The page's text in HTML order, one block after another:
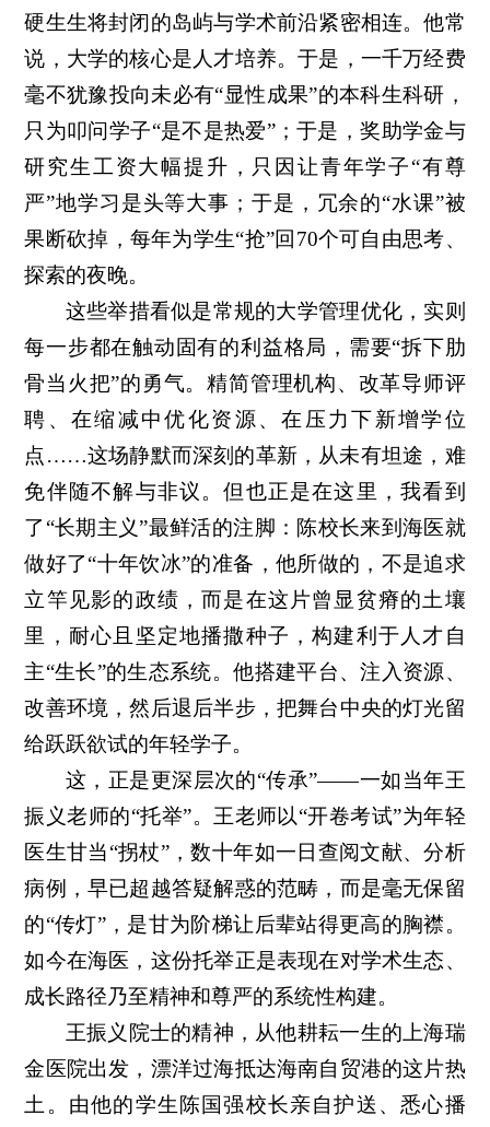
硬生生将封闭的岛屿与学术前沿紧密相连。他常
说，大学的核心是人才培养。于是，一千万经费
毫不犹豫投向未必有“显性成果”的本科生科研，
只为叩问学子“是不是热爱”；于是，奖助学金与
研究生工资大幅提升，只因让青年学子“有尊
严”地学习是头等大事；于是，冗余的“水课”被
果断砍掉，每年为学生“抢”回70个可自由思考、
探索的夜晚。
这些举措看似是常规的大学管理优化，实则
每一步都在触动固有的利益格局，需要“拆下肋
骨当火把”的勇气。精简管理机构、改革导师评
聘、在缩减中优化资源、在压力下新增学位
点……这场静默而深刻的革新，从未有坦途，难
免伴随不解与非议。但也正是在这里，我看到
了“长期主义”最鲜活的注脚：陈校长来到海医就
做好了“十年饮冰”的准备，他所做的，不是追求
立竿见影的政绩，而是在这片曾显贫瘠的土壤
里，耐心且坚定地播撒种子，构建利于人才自
主“生长”的生态系统。他搭建平台、注入资源、
改善环境，然后退后半步，把舞台中央的灯光留
给跃跃欲试的年轻学子。
这，正是更深层次的“传承”——一如当年王
振义老师的“托举”。王老师以“开卷考试”为年轻
医生甘当“拐杖”，数十年如一日查阅文献、分析
病例，早已超越答疑解惑的范畴，而是毫无保留
的“传灯”，是甘为阶梯让后辈站得更高的胸襟。
如今在海医，这份托举正是表现在对学术生态、
成长路径乃至精神和尊严的系统性构建。
王振义院士的精神，从他耕耘一生的上海瑞
金医院出发，漂洋过海抵达海南自贸港的这片热
土。由他的学生陈国强校长亲自护送、悉心播